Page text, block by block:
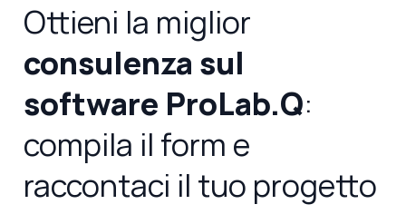
Ottieni la miglior
consulenza sul
software ProLab.Q:
compila il form e
raccontaci il tuo progetto